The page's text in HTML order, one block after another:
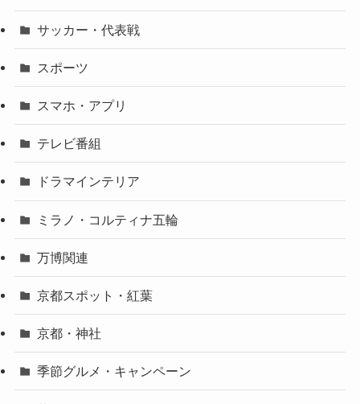
サッカー・代表戦
スポーツ
スマホ・アプリ
テレビ番組
ドラマインテリア
ミラノ・コルティナ五輪
万博関連
京都スポット・紅葉
京都・神社
季節グルメ・キャンペーン